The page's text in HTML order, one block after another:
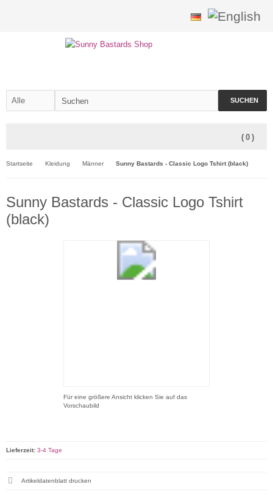
SUCHEN
( 0 )
Startseite Kleidung Männer Sunny Bastards - Classic Logo Tshirt (black)
Sunny Bastards - Classic Logo Tshirt
(black)
Für eine größere Ansicht klicken Sie auf das
Vorschaubild
Lieferzeit: 3-4 Tage
Artikeldatenblatt drucken